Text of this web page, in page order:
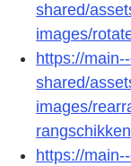
shared/
images/
https://
shared/
images/
rangschikken
https://